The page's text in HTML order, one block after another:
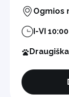
Ogmios
I-VI